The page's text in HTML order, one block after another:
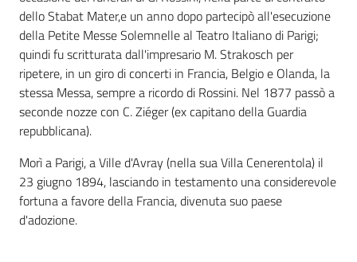
dello Stabat Mater,e un anno dopo partecipò all'esecuzione
della Petite Messe Solemnelle al Teatro Italiano di Parigi;
quindi fu scritturata dall'impresario M. Strakosch per
ripetere, in un giro di concerti in Francia, Belgio e Olanda, la
stessa Messa, sempre a ricordo di Rossini. Nel 1877 passò a
seconde nozze con C. Ziéger (ex capitano della Guardia
repubblicana).
Morì a Parigi, a Ville d'Avray (nella sua Villa Cenerentola) il
23 giugno 1894, lasciando in testamento una considerevole
fortuna a favore della Francia, divenuta suo paese
d'adozione.